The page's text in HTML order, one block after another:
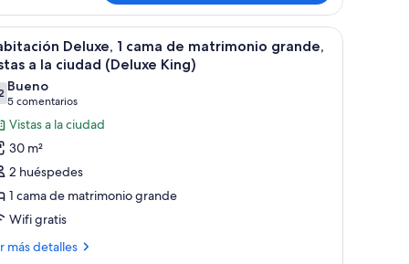
de noche.
vistas a la ciudad (Deluxe Double Queen) | Sábanas italianas Frette y
Habitación de hotel con una cama grande,
6
Deluxe, 1 cama de matrimonio grande,
a la ciudad (Deluxe King)
de 10
Bueno
5 comentarios
(5 comentarios)
Vistas a la ciudad
30 m²
2 huéspedes
1 cama de matrimonio grande
Wifi gratis
más detalles